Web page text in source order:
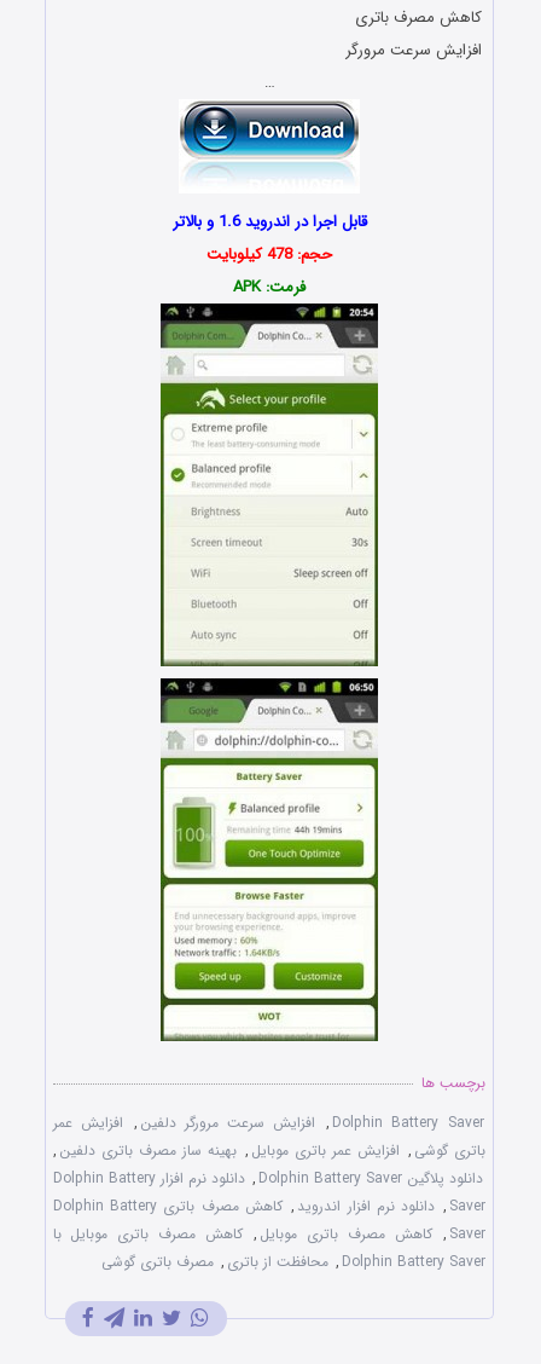
کاهش مصرف باتری
افزایش سرعت مرورگر
…
قابل اجرا در اندروید 1.6 و بالاتر
حجم: 478 کیلوبایت
فرمت: APK
برچسب ها
Dolphin Battery Saver
, افزایش سرعت مرورگر دلفین , افزایش عمر
باتری گوشی , افزایش عمر باتری موبایل , بهینه ساز مصرف باتری دلفین ,
دانلود پلاگین Dolphin Battery Saver
,
دانلود نرم افزار Dolphin Battery
Saver
, دانلود نرم افزار اندروید ,
کاهش مصرف باتری Dolphin Battery
Saver
, کاهش مصرف باتری موبایل , کاهش مصرف باتری موبایل با
Dolphin Battery Saver
, محافظت از باتری , مصرف باتری گوشی